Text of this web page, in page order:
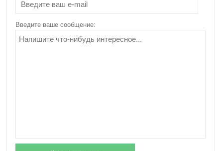
для похудения и
почему?
Введите ваше сообщение: